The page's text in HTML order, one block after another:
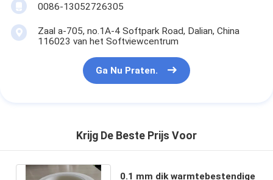
0086-13052726305
Zaal a-705, no.1A-4 Softpark Road, Dalian, China
116023 van het Softviewcentrum
Ga Nu Praten.
Krijg De Beste Prijs Voor
0.1 mm dik warmtebestendige